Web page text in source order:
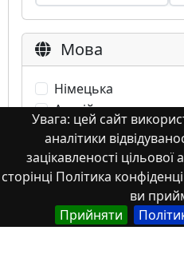
Увага: цей сайт
аналітики
зацікавленості
сторінці Політика
ви
Прийняти
Мова
Німецька
Англійська
Англійська (США)
Іспанська
Французька
Польська